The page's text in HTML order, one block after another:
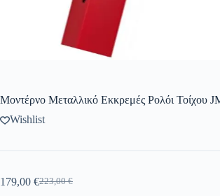
Μοντέρνο Μεταλλικό Εκκρεμές Ρολόι Τοίχου
Wishlist
223,00€
179,00 €